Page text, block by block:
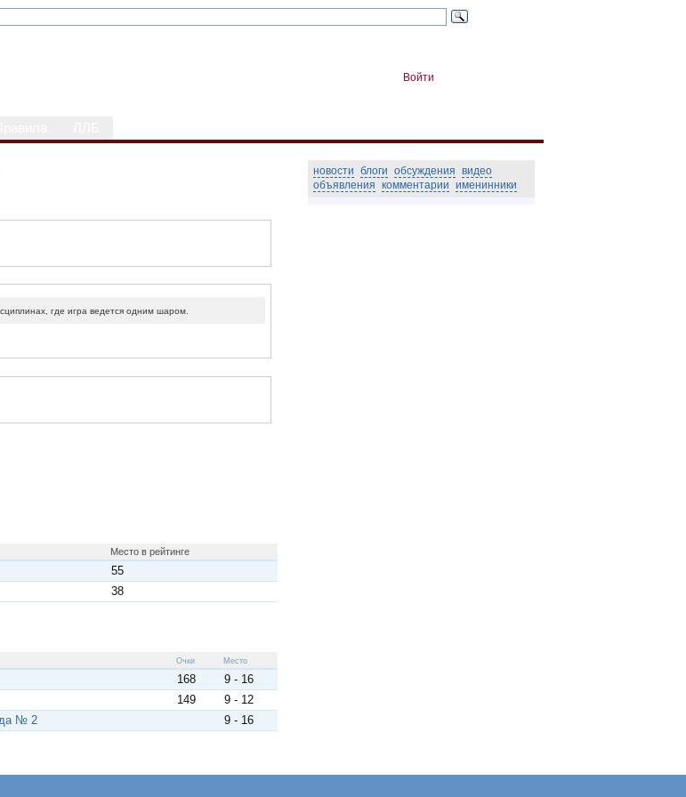
Войти
где игра ведется одним шаром.
Место в рейтинге
55
38
Очки Место
168
9 - 16
149
9 - 12
№ 2 9 - 16
новости блоги обсуждения видео
объявления комментарии именинники